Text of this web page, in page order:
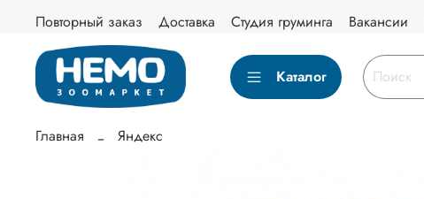
Повторный заказ Доставка Студия груминга Вакансии
Каталог
Главная
Яндекс